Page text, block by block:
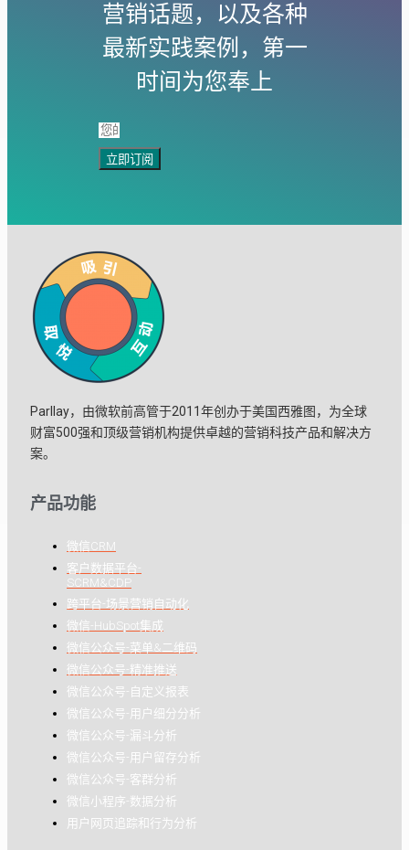
营销话题，以及各种
最新实践案例，第一
时间为您奉上
立即订阅
Parllay，由微软前高管于2011年创办于美国西雅图，为全球
财富500强和顶级营销机构提供卓越的营销科技产品和解决方
案。
产品功能
微信CRM
客户数据平台-
SCRM&CDP
跨平台-场景营销自动化
微信-HubSpot集成
微信公众号-菜单&二维码
微信公众号-精准推送
微信公众号-自定义报表
微信公众号-用户细分分析
微信公众号-漏斗分析
微信公众号-用户留存分析
微信公众号-客群分析
微信小程序-数据分析
用户网页追踪和行为分析